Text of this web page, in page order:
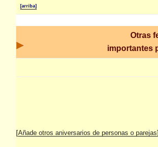
[arriba]
Otras
importantes
[Añade otros aniversarios de personas o parejas